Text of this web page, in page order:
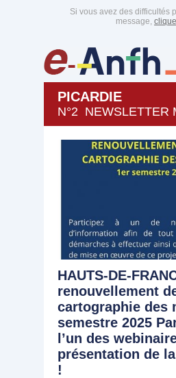
Si vous avez des difficultés
message,
PICARDIE
N°2 NEWSLETTER
HAUTS-DE-
renouvellement
cartographie des
semestre 2025
l’un des
présentation de
!